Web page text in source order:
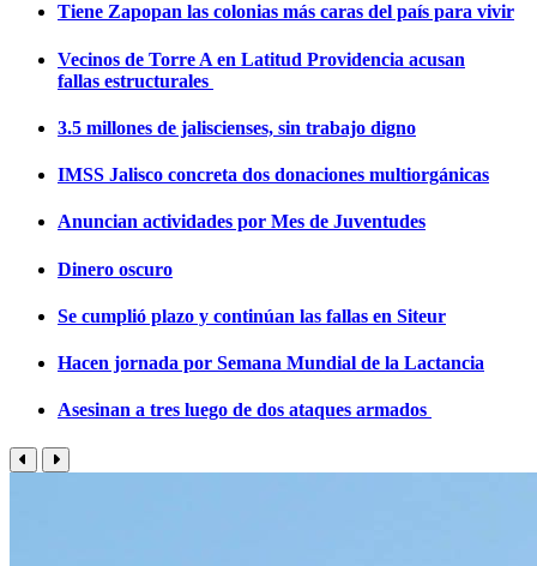
Tiene Zapopan las colonias más caras del país para vivir
Vecinos de Torre A en Latitud Providencia acusan
fallas estructurales
3.5 millones de jaliscienses, sin trabajo digno
IMSS Jalisco concreta dos donaciones multiorgánicas
Anuncian actividades por Mes de Juventudes
Dinero oscuro
Se cumplió plazo y continúan las fallas en Siteur
Hacen jornada por Semana Mundial de la Lactancia
Asesinan a tres luego de dos ataques armados